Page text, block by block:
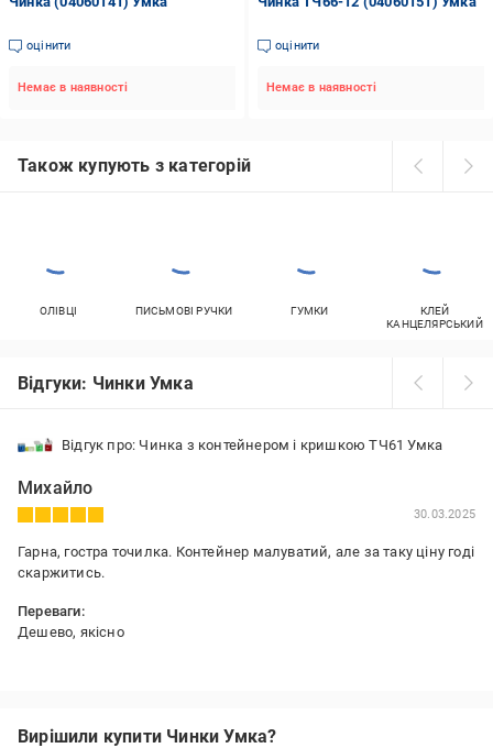
оцінити
Немає в наявності
оцінити
Немає в наявності
Також купують з категорій
ОЛІВЦІ ПИСЬМОВІ РУЧКИ ГУМКИ
КЛЕЙ
КАНЦЕЛЯРСЬКИЙ
Відгуки: Чинки Умка
Відгук про: Чинка з контейнером і кришкою ТЧ61 Умка
Михайло
30.03.2025
Гарна, гостра точилка. Контейнер малуватий, але за таку ціну годі
скаржитись.
Переваги:
Дешево, якісно
Вирішили купити Чинки Умка?